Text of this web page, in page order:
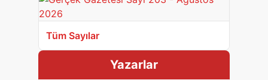
Tüm Sayılar
Yazarlar